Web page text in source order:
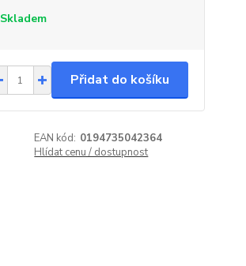
Skladem
Přidat do košíku
EAN kód: 0194735042364
Hlídat cenu / dostupnost